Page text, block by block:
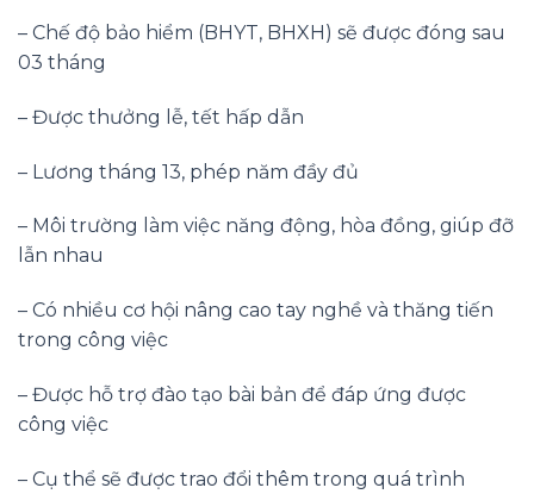
– Chế độ bảo hiểm (BHYT, BHXH) sẽ được đóng sau
03 tháng
– Được thưởng lễ, tết hấp dẫn
– Lương tháng 13, phép năm đầy đủ
– Môi trường làm việc năng động, hòa đồng, giúp đỡ
lẫn nhau
– Có nhiều cơ hội nâng cao tay nghề và thăng tiến
trong công việc
– Được hỗ trợ đào tạo bài bản để đáp ứng được
công việc
– Cụ thể sẽ được trao đổi thêm trong quá trình